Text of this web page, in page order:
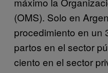
(OMS). Solo en
procedimiento en un
partos en el sector
ciento en el sector